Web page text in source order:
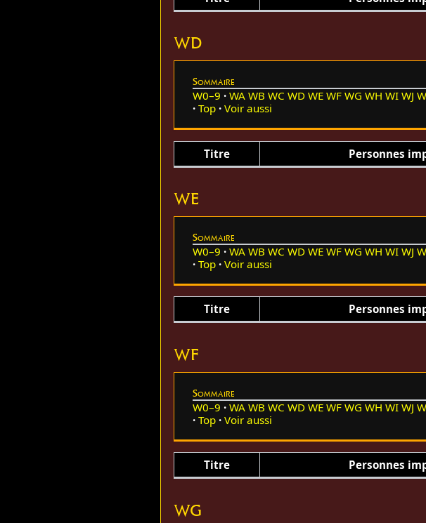
WD
Sommaire
W0–9 WA WB WC WD WE WF WG WH WI WJ
Top
Voir aussi
Titre Personnes
WE
Sommaire
W0–9 WA WB WC WD WE WF WG WH WI WJ
Top
Voir aussi
Titre Personnes
WF
Sommaire
W0–9 WA WB WC WD WE WF WG WH WI WJ
Top
Voir aussi
Titre Personnes
WG